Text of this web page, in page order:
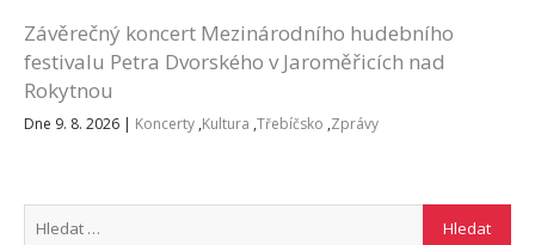
Závěrečný koncert Mezinárodního hudebního
festivalu Petra Dvorského v Jaroměřicích nad
Rokytnou
Dne 9. 8. 2026 | Koncerty ,Kultura ,Třebíčsko ,Zprávy